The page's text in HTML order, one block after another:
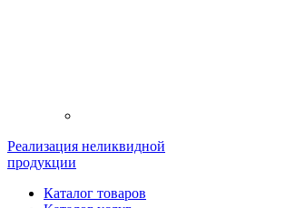
Реализация неликвидной
продукции
Каталог товаров